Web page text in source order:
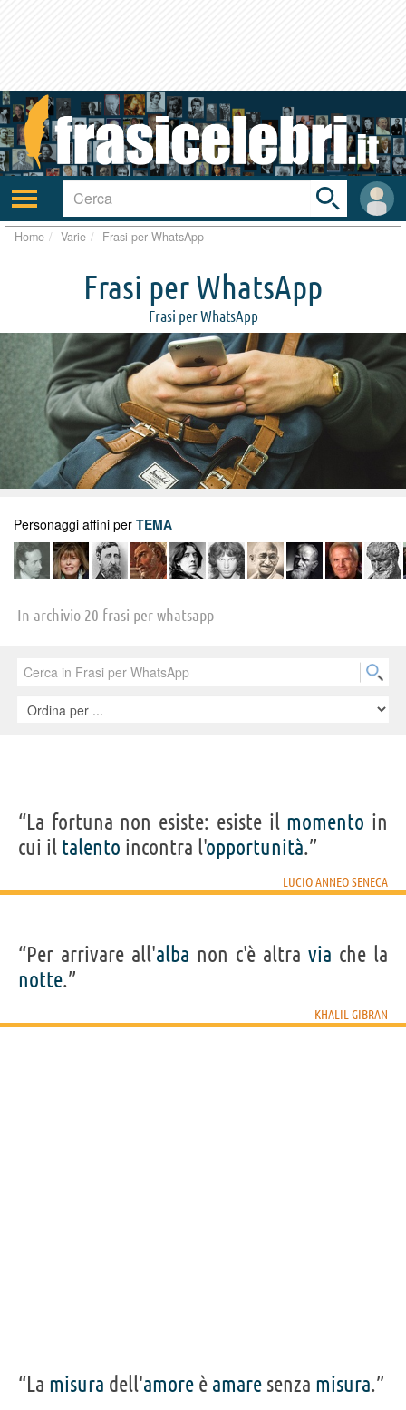
Attiva/disattiva
navigazione
User
area
Toggle
search
bar
Home Varie Frasi per WhatsApp
Frasi per WhatsApp
Frasi per WhatsApp
Personaggi affini per TEMA
In archivio 20 frasi per whatsapp
“La fortuna non esiste: esiste il momento in
cui il talento incontra l'opportunità.”
LUCIO ANNEO SENECA
“Per arrivare all'alba non c'è altra via che la
notte.”
KHALIL GIBRAN
“La misura dell'amore è amare senza misura.”